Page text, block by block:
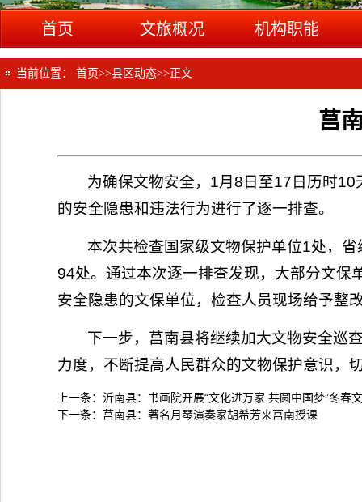
首页 文旅概况 机构职能
当前位置： 首页>>县区动态>> 正文
莒
为确保文物安全，1月8日至17日历时
的安全隐患和违法行为进行了逐一排查。
本次共检查国家级文物保护单位1处，
94处。通过本次逐一排查发现，大部分文保
安全隐患的文保单位，检查人员现场给予整
下一步，莒南县将继续加大文物安全巡
力度，不断提高人民群众的文物保护意识，
上一条： 沂南县：书画院开展“文化进万家 共圆中国梦”冬春
下一条： 莒南县：著名月琴演奏家胡希芳来莒南授课